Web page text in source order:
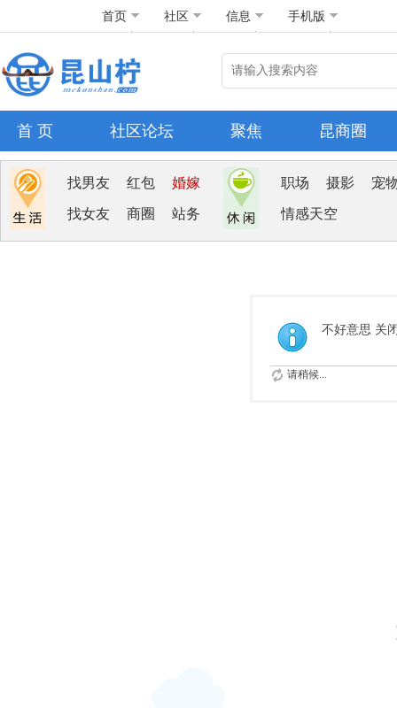
首页 社区 信息 手机版
首 页 社区论坛 聚焦 昆商圈
找男友 红包 婚嫁
找女友 商圈 站务
职场 摄影 宠
情感天空
不好意思 关
请稍候...